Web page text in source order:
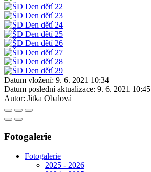
Datum vložení: 9. 6. 2021 10:34
Datum poslední aktualizace: 9. 6. 2021 10:45
Autor: Jitka Obalová
Fotogalerie
Fotogalerie
2025 - 2026